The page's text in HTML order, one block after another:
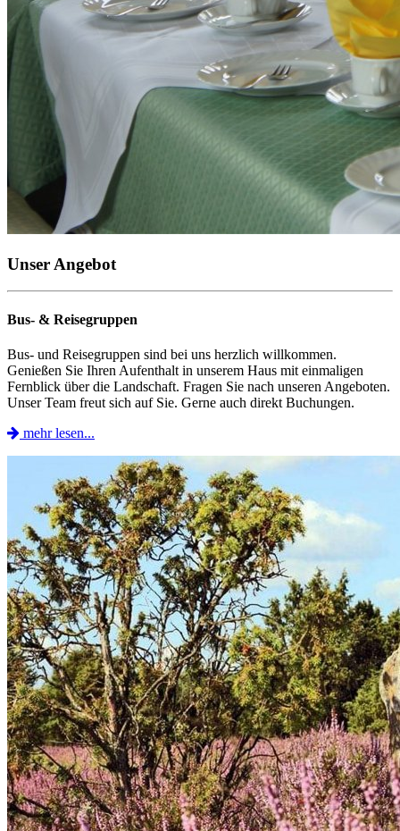
Unser Angebot
Bus- & Reisegruppen
Bus- und Reisegruppen sind bei uns herzlich willkommen.
Genießen Sie Ihren Aufenthalt in unserem Haus mit einmaligen
Fernblick über die Landschaft. Fragen Sie nach unseren Angeboten.
Unser Team freut sich auf Sie. Gerne auch direkt Buchungen.
mehr lesen...